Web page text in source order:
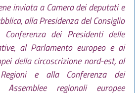
inviata a Camera dei deputati e
alla Presidenza del Consiglio
dei Presidenti delle
al Parlamento europeo e ai
della circoscrizione nord-est, al
e alla Conferenza dei
regionali europee